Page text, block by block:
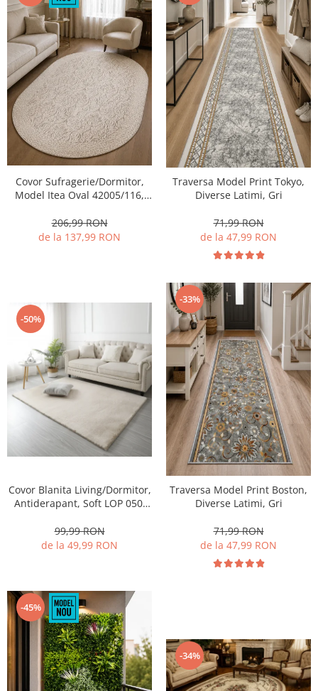
Covor Sufragerie/Dormitor,
Model Itea Oval 42005/116,
206,99 RON
de la 137,99 RON
Traversa Model Print Tokyo,
Diverse Latimi, Gri
71,99 RON
de la 47,99 RON
-50%
Covor Blanita Living/Dormitor,
Antiderapant, Soft LOP 050,
99,99 RON
de la 49,99 RON
-33%
Traversa Model Print Boston,
Diverse Latimi, Gri
71,99 RON
de la 47,99 RON
-45%
-34%